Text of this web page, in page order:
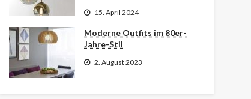
15. April 2024
Moderne Outfits im 80er-
Jahre-Stil
2. August 2023